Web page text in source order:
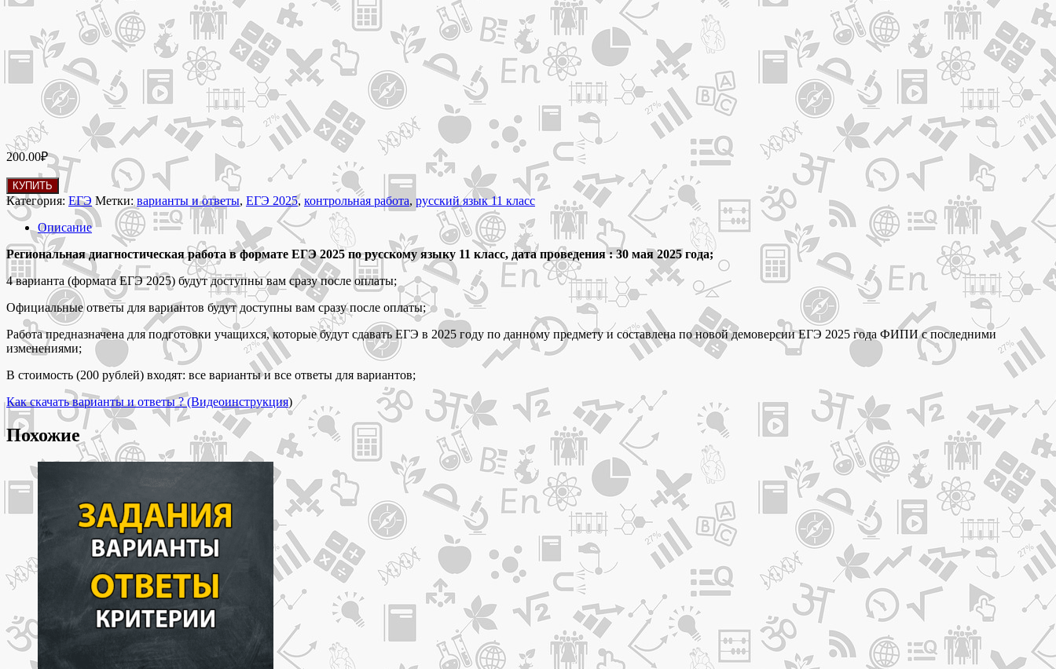
200.00₽
Количество
товара
30.05.2025
Контрольная
работа
в
форме
ЕГЭ
по
русскому
языку
11
варианты
и
ответы
КУПИТЬ
Категория: ЕГЭ Метки: варианты и ответы, ЕГЭ 2025, контрольная работа, русский язык 11 класс
Описание
Региональная диагностическая работа в формате ЕГЭ 2025 по русскому языку 11 класс, дата проведения : 30 мая 2025 года;
4 варианта (формата ЕГЭ 2025) будут доступны вам сразу после оплаты;
Официальные ответы для вариантов будут доступны вам сразу после оплаты;
Работа предназначена для подготовки учащихся, которые будут сдавать ЕГЭ в 2025 году по данному предмету и составлена по новой демоверсии ЕГЭ 2025 года ФИПИ с последними
изменениями;
В стоимость (200 рублей) входят: все варианты и все ответы для вариантов;
Как скачать варианты и ответы ? (Видеоинструкция)
Похожие